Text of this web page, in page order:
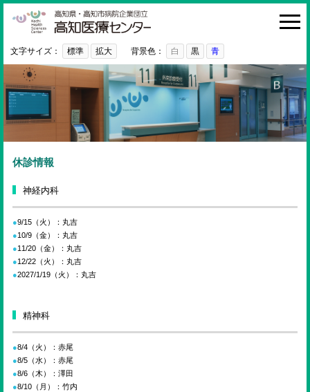
HOME
診療科・部門
外来
入院・お見舞い
病院紹介
医療関係者の方へ
利用ガイド
初めての方へ
採用情報
ご意見・ご要望
文字サイズ： 標準 拡大 背景色： 白 黒 青
休診情報
神経内科
9/15（火）：丸吉
10/9（金）：丸吉
11/20（金）：丸吉
12/22（火）：丸吉
2027/1/19（火）：丸吉
精神科
8/4（火）：赤尾
8/5（水）：赤尾
8/6（木）：澤田
8/10（月）：竹内